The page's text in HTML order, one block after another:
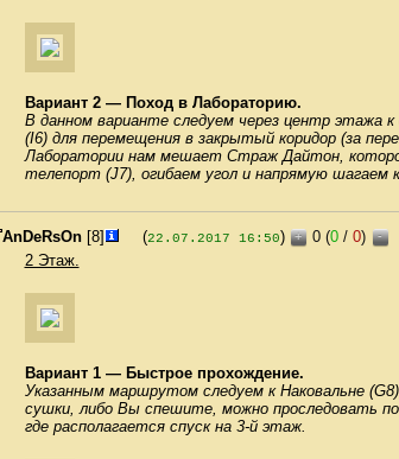
Вариант 2 — Поход в Лабораторию.
В данном варианте следуем через центр этажа
(I6) для перемещения в закрытый коридор (за
Лаборатории нам мешает Страж Дайтон,
телепорт (J7), огибаем угол и напрямую шагаем
AnDeRsOn[8] (22.07.2017 16:50) + 0 (0/ 0) -
2 Этаж.
Вариант 1 — Быстрое прохождение.
Указанным маршрутом следуем к Наковальне
сушки, либо Вы спешите, можно проследовать по
где располагается спуск на 3-й этаж.